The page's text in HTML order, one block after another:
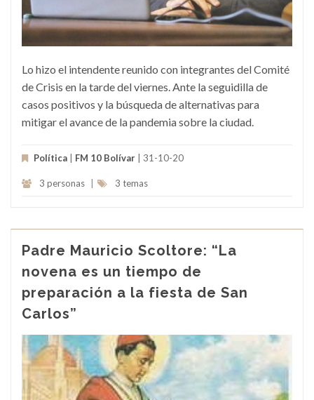
Lo hizo el intendente reunido con integrantes del Comité
de Crisis en la tarde del viernes. Ante la seguidilla de
casos positivos y la búsqueda de alternativas para
mitigar el avance de la pandemia sobre la ciudad.
Política FM 10 Bolívar | 31-10-20
3 personas 3 temas
Padre Mauricio Scoltore: “La
novena es un tiempo de
preparación a la fiesta de San
Carlos”